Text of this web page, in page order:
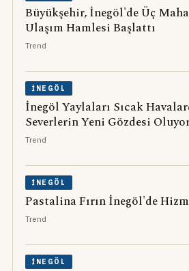
Büyükşehir, İnegöl'de Üç
Ulaşım Hamlesi Başlattı
Trend
İNEGÖL
İnegöl Yaylaları Sıcak
Severlerin Yeni Gözdesi
Trend
İNEGÖL
Pastalina Fırın İnegöl'de
Trend
İNEGÖL